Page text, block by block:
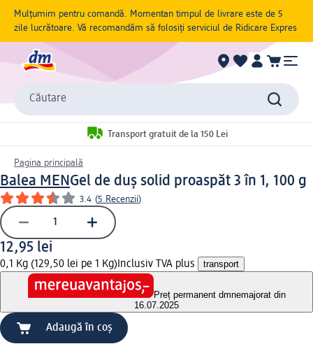
Mulțumim pentru comandă. Momentan timpul de livrare este de 5
zile lucrătoare. Vă recomandăm să folosiți serviciul de Ridicare Expres
Căutare
Transport gratuit de la 150 Lei
Pagina principală
Balea MENGel de duș solid proaspăt 3 în 1, 100 g
3.4 (5 Recenzii)
12,95 lei
0,1 Kg (129,50 lei pe 1 Kg) Inclusiv TVA plus transport
Preț permanent dmnemajorat din
16.07.2025
Adaugă în coș